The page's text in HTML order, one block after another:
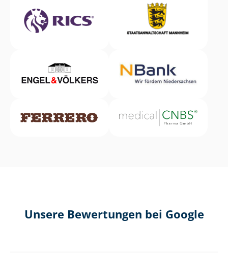
Unsere Bewertungen bei Google